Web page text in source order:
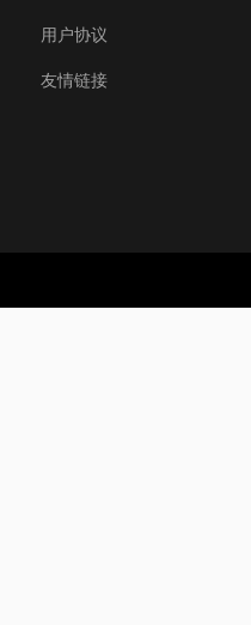
用户协议
友情链接